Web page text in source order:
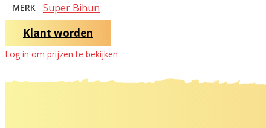
MERK Super Bihun
Klant worden
Log in om prijzen te bekijken